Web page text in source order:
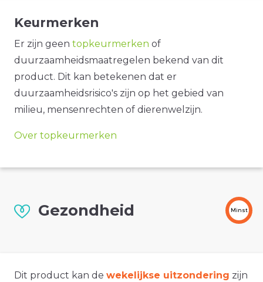
Keurmerken
Er zijn geen topkeurmerken of
duurzaamheidsmaatregelen bekend van dit
product. Dit kan betekenen dat er
duurzaamheidsrisico's zijn op het gebied van
milieu, mensenrechten of dierenwelzijn.
Over topkeurmerken
Gezondheid Minst
Dit product kan de wekelijkse uitzondering zijn